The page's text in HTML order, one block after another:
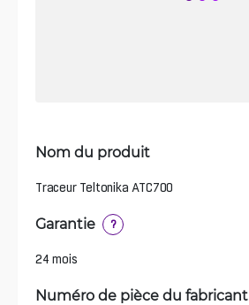
Nom du produit
Traceur Teltonika ATC700
Garantie ?
24 mois
Numéro de pièce du fabricant